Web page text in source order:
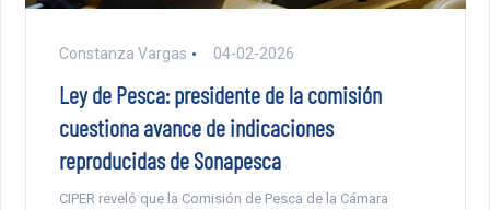
Constanza Vargas 04-02-2026
Ley de Pesca: presidente de la comisión
cuestiona avance de indicaciones
reproducidas de Sonapesca
CIPER reveló que la Comisión de Pesca de la Cámara